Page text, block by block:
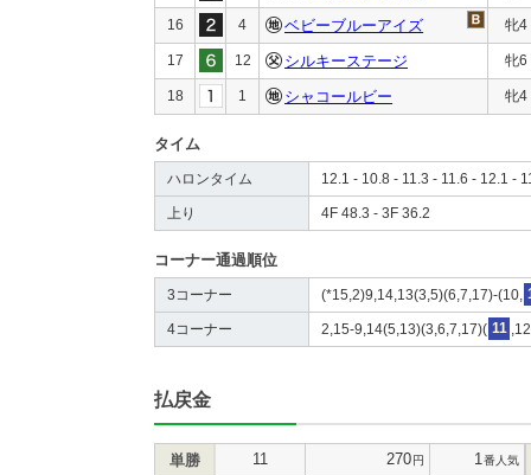
16 4 ベビーブルーアイズ 牝4
17 12 シルキーステージ 牝6
18 1 シャコールビー 牝4
タイム
ハロンタイム 12.1 - 10.8 - 11.3 - 11.6 - 12.1 -
上り 4F 48.3 - 3F 36.2
コーナー通過順位
3コーナー (*15,2)9,14,13(3,5)(6,7,17)-(10,
4コーナー 2,15-9,14(5,13)(3,6,7,17)( 11
払戻金
単勝 11 270円 1 番人気